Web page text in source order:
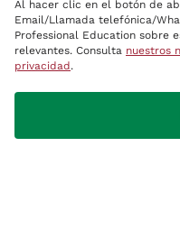
Al hacer clic en el botón de
Email/Llamada telefónica/
Professional Education sobre
relevantes. Consulta nuestros
privacidad .